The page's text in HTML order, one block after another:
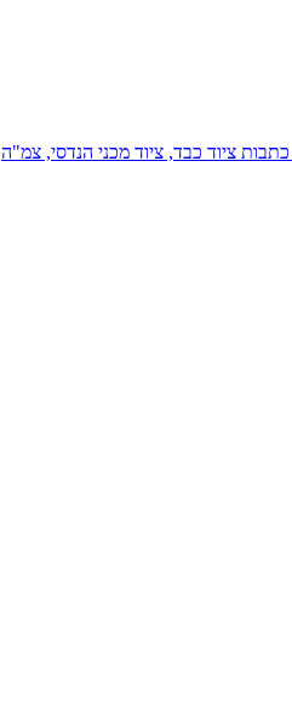
ציוד כבד, ציוד מכני הנדסי, צמ"ה